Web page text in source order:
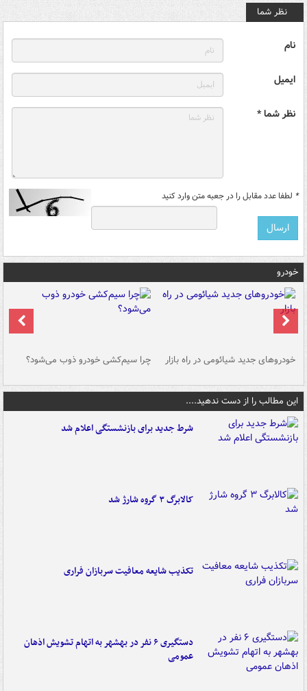
نظر شما
نام
ایمیل
نظر شما *
* لطفا عدد مقابل را در جعبه متن وارد کنید
خودرو
خودروهای جدید شیائومی در راه بازار چرا سیم‌کشی خودرو ذوب می‌شود؟
این مطالب را از دست ندهید....
شرط جدید برای بازنشستگی اعلام شد
کالابرگ ۳ گروه شارژ شد
تکذیب شایعه معافیت سربازان فراری
دستگیری ۶ نفر در بهشهر به اتهام تشویش اذهان
عمومی